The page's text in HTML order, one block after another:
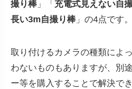
撮り棒 」「 充電式見えない自
長い3m自撮り棒 」の4点です。
取り付けるカメラの種類によ
わないものもありますが、別
ー等を購入することで解決で